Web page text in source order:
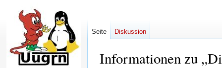
Informationen zu
Seite Diskussion